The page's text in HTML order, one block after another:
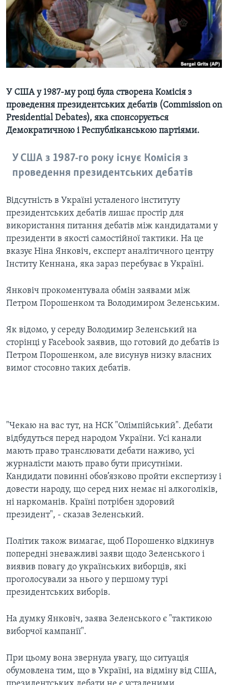
СУСПІЛЬСТВО
ЕКОНОМІКА
ІСТОРІЇ УСПІХУ УКРАЇНЦІВ
ТЕЛЕПРОГРАМИ
ЧАС-TIME
БРИФІНГ ГОЛОСУ АМЕРИКИ
ВІКНО В АМЕРИКУ
ПРАЙМ-ТАЙМ
ПОГЛЯД З ВАШИНГТОНА
ENGLISH
Learning English
МИ В СОЦМЕРЕЖАХ
У США у 1987-му році була створена ​​Комісія з
проведення президентських дебатів (Commission on
Presidential Debates), яка спонсорується
Демократичною і Республіканською партіями.
У США з 1987-го року існує Комісія з
проведення президентських дебатів
Відсутність в Україні усталеного інституту
президентських дебатів лишає простір для
використання питання дебатів між кандидатами у
президенти в якості самостійної тактики. На це
вказує Ніна Янковіч, експерт аналітичного центру
Інститу Кеннана, яка зараз перебуває в Україні.
Янковіч прокоментувала обмін заявами між
Петром Порошенком та Володимиром Зеленським.
Як відомо, у середу Володимир Зеленський на
сторінці у Facebook заявив, що готовий до дебатів із
Петром Порошенком, але висунув низку власних
вимог стосовно таких дебатів.
​"Чекаю на вас тут, на НСК "Олімпійський". Дебати
відбудуться перед народом України. Усі канали
мають право транслювати дебати наживо, усі
журналісти мають право бути присутніми.
Кандидати повинні обов’язково пройти експертизу і
довести народу, що серед них немає ні алкоголіків,
ні наркоманів. Країні потрібен здоровий
президент", - сказав Зеленський.
Політик також вимагає, щоб Порошенко відкинув
попередні зневажливі заяви щодо Зеленського і
виявив повагу до українських виборців, які
проголосували за нього у першому турі
президентських виборів.
На думку Янковіч, заява Зеленського є "тактикою
виборчої кампанії".
При цьому вона звернула увагу, що ситуація
обумовлена тим, що в Україні, на відміну від США,